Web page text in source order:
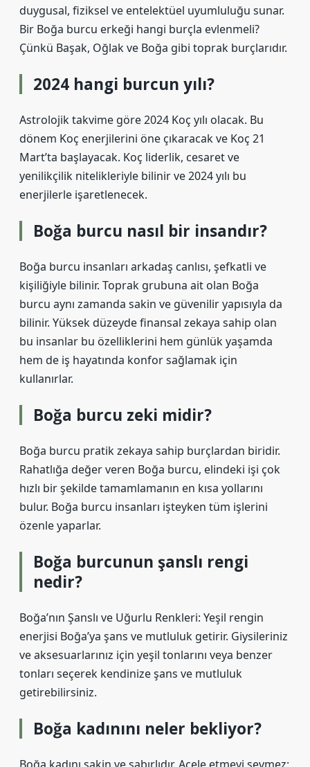
duygusal, fiziksel ve entelektüel uyumluluğu sunar.
Bir Boğa burcu erkeği hangi burçla evlenmeli?
Çünkü Başak, Oğlak ve Boğa gibi toprak burçlarıdır.
2024 hangi burcun yılı?
Astrolojik takvime göre 2024 Koç yılı olacak. Bu
dönem Koç enerjilerini öne çıkaracak ve Koç 21
Mart’ta başlayacak. Koç liderlik, cesaret ve
yenilikçilik nitelikleriyle bilinir ve 2024 yılı bu
enerjilerle işaretlenecek.
Boğa burcu nasıl bir insandır?
Boğa burcu insanları arkadaş canlısı, şefkatli ve
kişiliğiyle bilinir. Toprak grubuna ait olan Boğa
burcu aynı zamanda sakin ve güvenilir yapısıyla da
bilinir. Yüksek düzeyde finansal zekaya sahip olan
bu insanlar bu özelliklerini hem günlük yaşamda
hem de iş hayatında konfor sağlamak için
kullanırlar.
Boğa burcu zeki midir?
Boğa burcu pratik zekaya sahip burçlardan biridir.
Rahatlığa değer veren Boğa burcu, elindeki işi çok
hızlı bir şekilde tamamlamanın en kısa yollarını
bulur. Boğa burcu insanları işteyken tüm işlerini
özenle yaparlar.
Boğa burcunun şanslı rengi
nedir?
Boğa’nın Şanslı ve Uğurlu Renkleri: Yeşil rengin
enerjisi Boğa’ya şans ve mutluluk getirir. Giysileriniz
ve aksesuarlarınız için yeşil tonlarını veya benzer
tonları seçerek kendinize şans ve mutluluk
getirebilirsiniz.
Boğa kadınını neler bekliyor?